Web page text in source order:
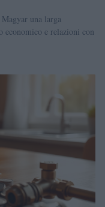
una larga
e relazioni con